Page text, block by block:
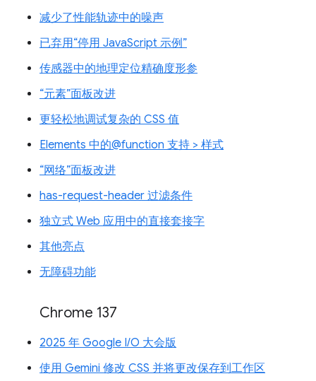
减少了性能轨迹中的噪声
已弃用“停用 JavaScript 示例”
传感器中的地理定位精确度形参
“元素”面板改进
更轻松地调试复杂的 CSS 值
Elements 中的@function 支持 > 样式
“网络”面板改进
has-request-header 过滤条件
独立式 Web 应用中的直接套接字
其他亮点
无障碍功能
Chrome 137
2025 年 Google I/O 大会版
使用 Gemini 修改 CSS 并将更改保存到工作区